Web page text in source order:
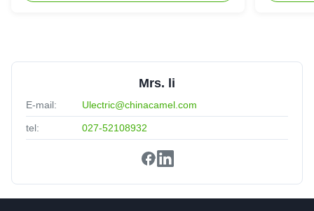
Mrs. li
E-mail: Ulectric@chinacamel.com
tel: 027-52108932